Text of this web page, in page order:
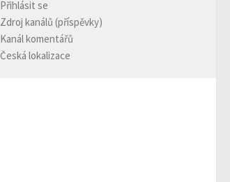
Přihlásit se
Zdroj kanálů (příspěvky)
Kanál komentářů
Česká lokalizace